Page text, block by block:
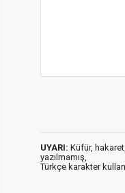
UYARI: Küfür,
yazılmamış,
Türkçe karakter